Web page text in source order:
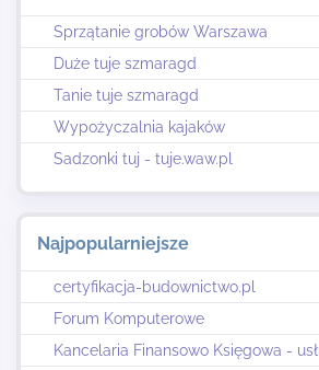
Sprzątanie grobów Warszawa
Duże tuje szmaragd
Tanie tuje szmaragd
Wypożyczalnia kajaków
Sadzonki tuj - tuje.waw.pl
Najpopularniejsze
certyfikacja-budownictwo.pl
Forum Komputerowe
Kancelaria Finansowo Księgowa -